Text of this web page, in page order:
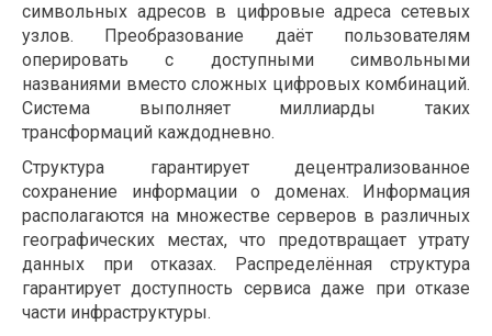
символьных адресов в цифровые адреса сетевых
узлов. Преобразование даёт пользователям
оперировать с доступными символьными
названиями вместо сложных цифровых комбинаций.
Система выполняет миллиарды таких
трансформаций каждодневно.
Структура гарантирует децентрализованное
сохранение информации о доменах. Информация
располагаются на множестве серверов в различных
географических местах, что предотвращает утрату
данных при отказах. Распределённая структура
гарантирует доступность сервиса даже при отказе
части инфраструктуры.